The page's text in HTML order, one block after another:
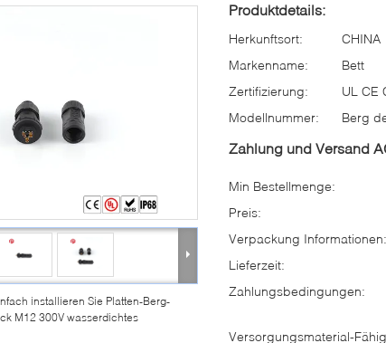
installieren Sie Platten-Berg-
M12 300V wasserdichtes
Produktdetails:
Herkunftsort:
CHINA
Markenname:
Bett
Zertifizierung:
UL CE
Modellnummer:
Berg
Zahlung und Versand
Min Bestellmenge:
Preis:
Verpackung Informationen:
Lieferzeit:
Zahlungsbedingungen:
Versorgungsmaterial-